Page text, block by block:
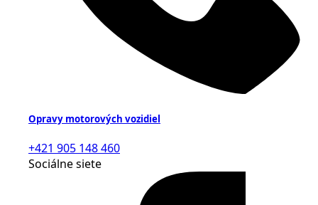
Opravy motorových vozidiel
+421 905 148 460
Sociálne siete